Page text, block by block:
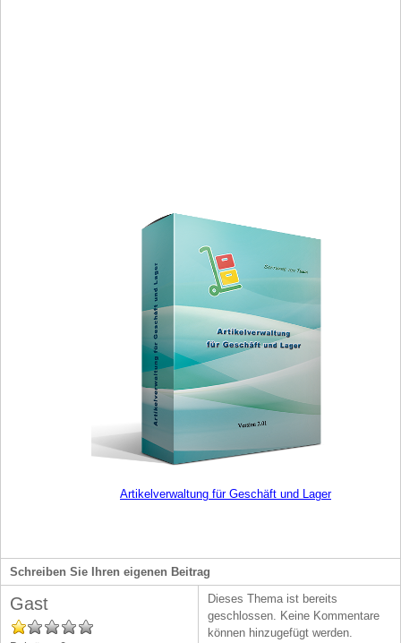
Artikelverwaltung für Geschäft und Lager
Schreiben Sie Ihren eigenen Beitrag
Gast
Dieses Thema ist bereits
geschlossen. Keine Kommentare
können hinzugefügt werden.